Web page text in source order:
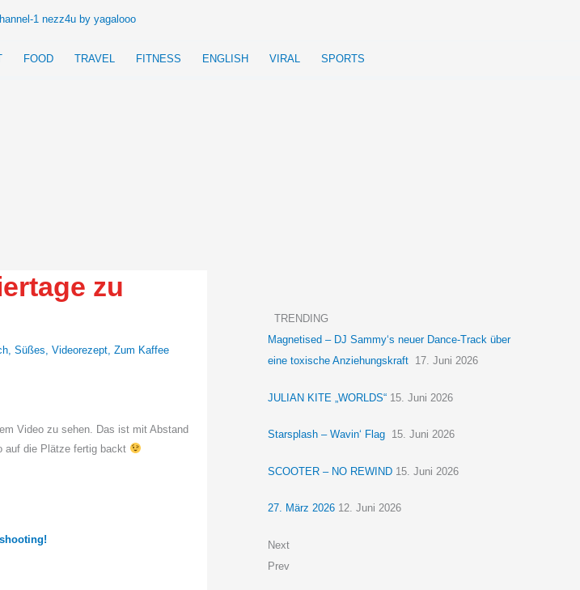
FOOD TRAVEL FITNESS ENGLISH VIRAL SPORTS
zu
, Süßes, Videorezept, Zum Kaffee
Video zu sehen. Das ist mit Abstand
auf die Plätze fertig backt
TRENDING
Magnetised – DJ Sammy‘s neuer Dance-Track über
eine toxische Anziehungskraft 17. Juni 2026
JULIAN KITE „WORLDS“ 15. Juni 2026
Starsplash – Wavin‘ Flag 15. Juni 2026
SCOOTER – NO REWIND 15. Juni 2026
27. März 2026 12. Juni 2026
Next
Prev